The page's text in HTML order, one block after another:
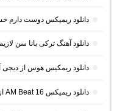
دانلود ریمیکس دوست دارم
دانلود آهنگ ترکی بانا سن
دانلود ریمکیس هوس از دیجی
دانلود ریمیکس AM Beat 16 از دیجی AMB (پادکست طولانی شنیدنی)